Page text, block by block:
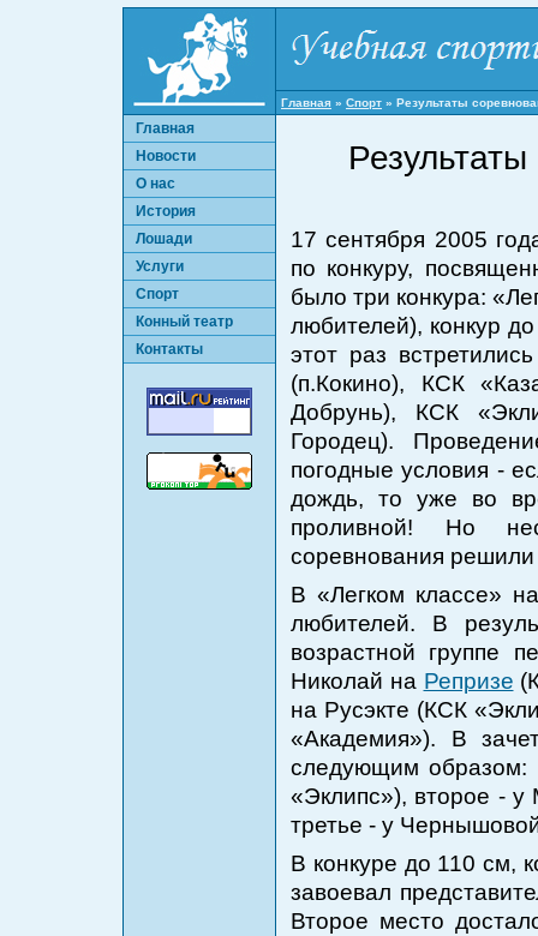
Главная » Спорт » Результаты
Главная
Новости
О нас
История
Лошади
Услуги
Спорт
Конный театр
Контакты
17 сентября 2005
по конкуру,
было три конкура:
любителей), конкур
этот раз
(п.Кокино), КСК
Добрунь), КСК
Городец).
погодные условия -
дождь, то уже во
проливной! Но
соревнования
В «Легком классе»
любителей. В
возрастной группе
Николай на Репризе
на Русэкте (КСК
«Академия»). В
следующим образом:
«Эклипс»), второе -
третье - у
В конкуре до 110 см,
завоевал
Второе место